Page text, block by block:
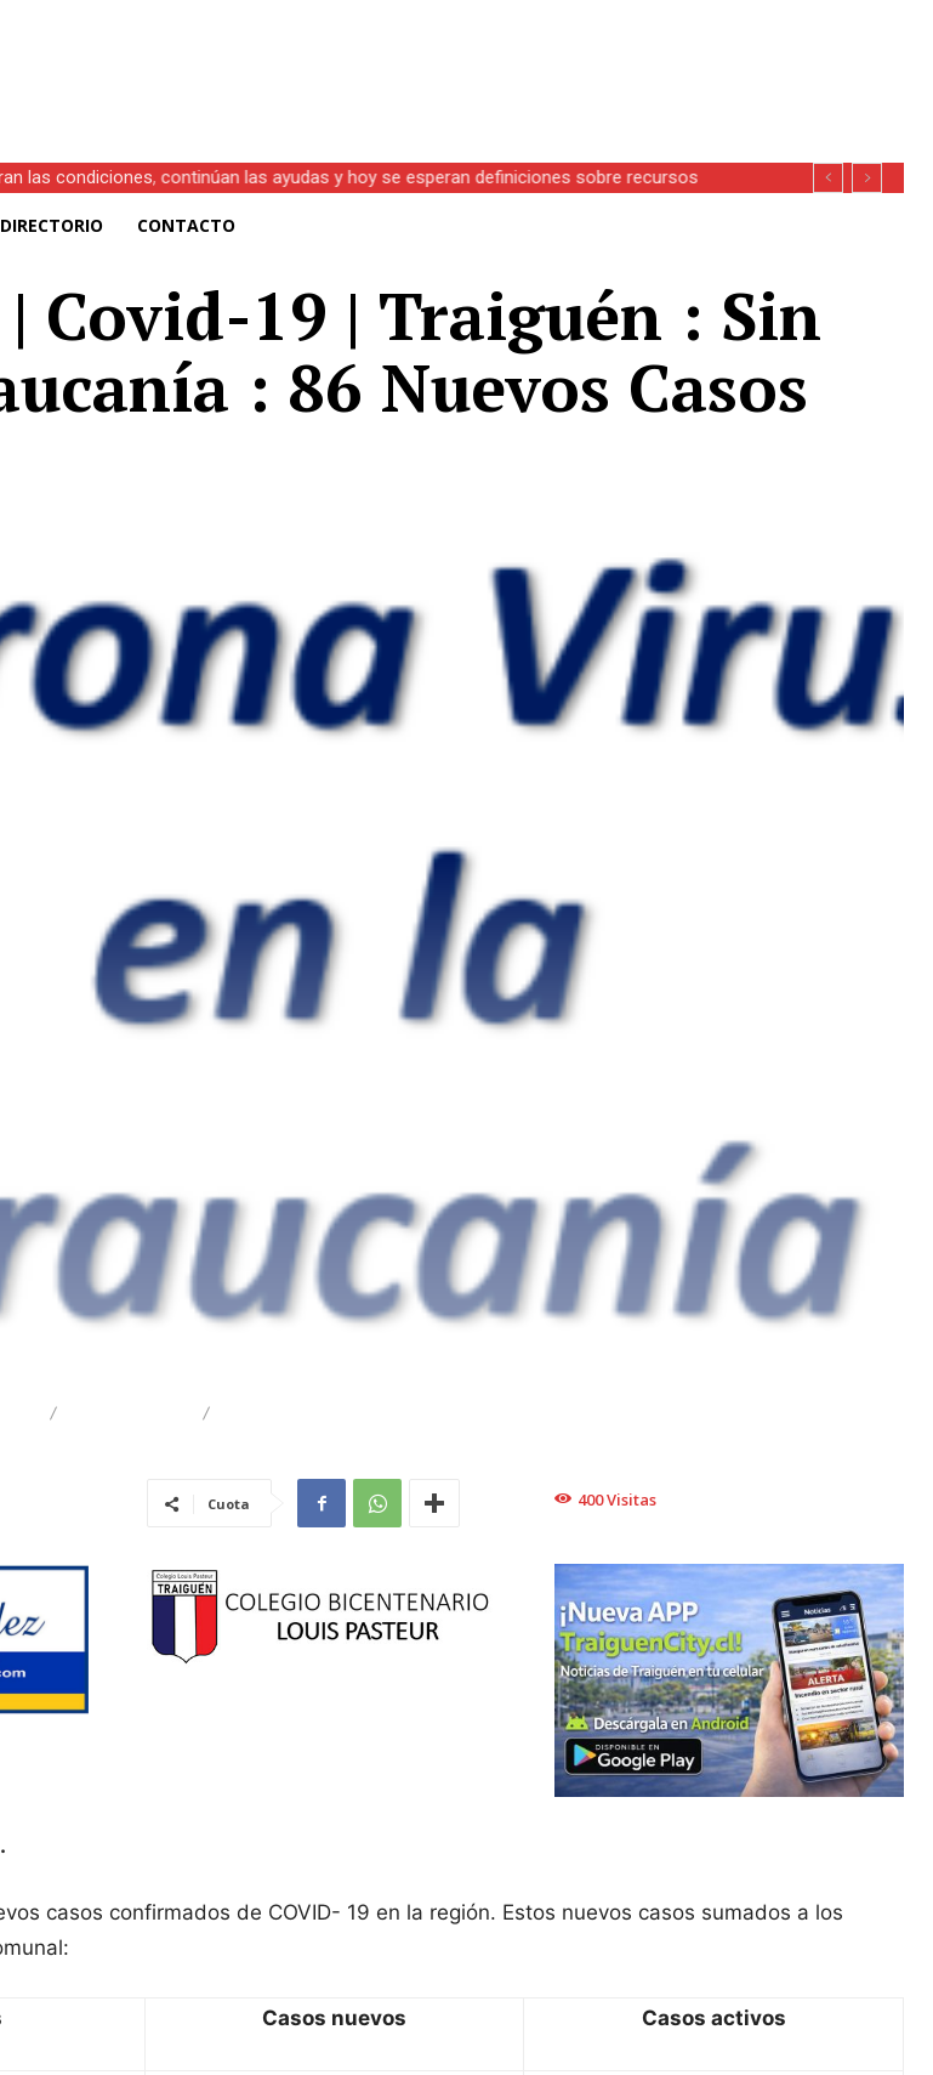
las condiciones, continúan las ayudas y hoy se esperan definiciones sobre recursos
DIRECTORIO CONTACTO
Covid-19 | Traiguén : Sin
: 86 Nuevos Casos
Cuota 400Visitas
casos confirmados de COVID- 19 en la región. Estos nuevos casos sumados a los
Casos nuevos Casos activos